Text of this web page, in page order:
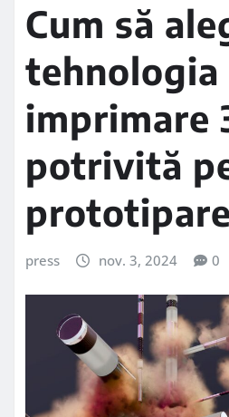
Cum să
tehnologia
imprimare
potrivită
prototipare
press nov. 3, 2024 0